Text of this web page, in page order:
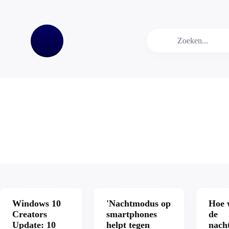
Windows 10
Creators
Update: 10
'Nachtmodus op
smartphones
helpt tegen
Hoe
de